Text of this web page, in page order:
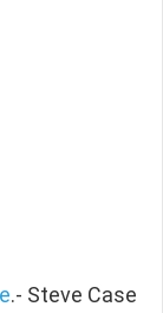
.- Steve Case